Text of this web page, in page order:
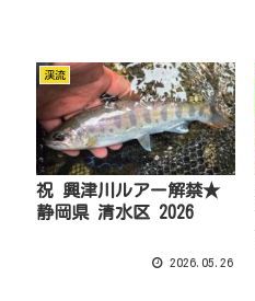
渓流
祝 興津川ルアー解禁★
静岡県 清水区 2026
2026.05.26